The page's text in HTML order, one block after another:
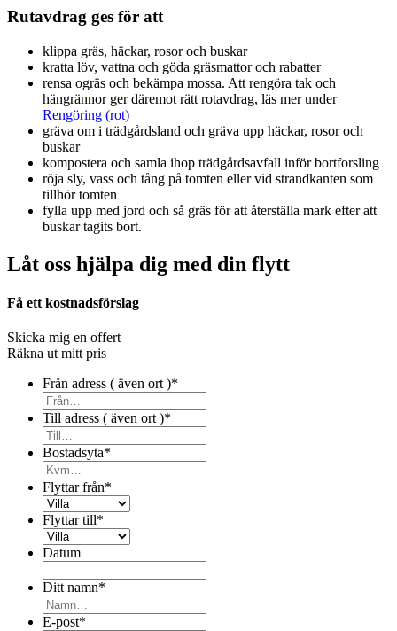
Rutavdrag ges för att
klippa gräs, häckar, rosor och buskar
kratta löv, vattna och göda gräsmattor och rabatter
rensa ogräs och bekämpa mossa. Att rengöra tak och
hängrännor ger däremot rätt rotavdrag, läs mer under
Rengöring (rot)
gräva om i trädgårdsland och gräva upp häckar, rosor och
buskar
kompostera och samla ihop trädgårdsavfall inför bortforsling
röja sly, vass och tång på tomten eller vid strandkanten som
tillhör tomten
fylla upp med jord och så gräs för att återställa mark efter att
buskar tagits bort.
Låt oss hjälpa dig med din flytt
Få ett kostnadsförslag
Skicka mig en offert
Räkna ut mitt pris
Från adress ( även ort )*
Till adress ( även ort )*
Bostadsyta*
Flyttar från*
Flyttar till*
Datum
Ditt namn*
E-post*